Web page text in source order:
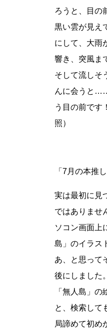
ろうと、目の
黒い雲が見え
にして、大雨
響き、突風ま
そして流しそ
んに会うと
う目の前です
照）
「7月の本推
実は最初に見
ではありませ
ソコン画面上
島」のイラス
あ、と思って
後にしました
「無人島」の
と、検索して
局諦めて初め